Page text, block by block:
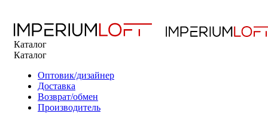
Каталог
Каталог
Оптовик/дизайнер
Доставка
Возврат/обмен
Производитель